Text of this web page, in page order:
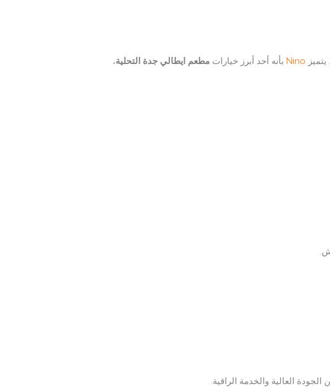
Nino بأنه أحد أبرز خياراتمطعم ايطالي جدة التحلية،